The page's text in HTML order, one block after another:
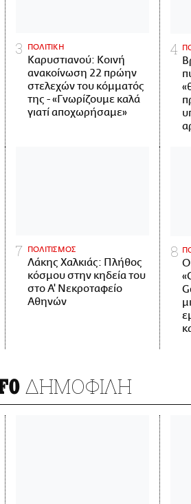
ΠΟΛΙΤΙΚΗ
Καρυστιανού: Κοινή
ανακοίνωση 22 πρώην
στελεχών του κόμματός
της - «Γνωρίζουμε καλά
γιατί αποχωρήσαμε»
ΠΟΛΙΤΙΣΜΟΣ
Λάκης Χαλκιάς: Πλήθος
κόσμου στην κηδεία του
στο Α' Νεκροταφείο
Αθηνών
Ο
ΔΗΜΟΦΙΛΗ